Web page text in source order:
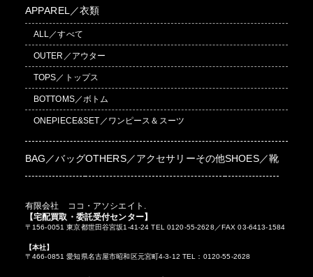
APPAREL／衣類
ALL／すべて
OUTER／アウター
TOPS／トップス
BOTTOMS／ボトム
ONEPIECE&SET／ワンピース＆スーツ
BAG／バッグOTHERS／アクセサリーその他SHOES／靴
有限会社 ココ・アソシエイト.
【宅配買取・委託受付センター】
〒156-0051 東京都世田谷宮坂1-41-24 TEL 0120-55-2628／FAX 03-6413-1584
【本社】
〒466-0851 愛知県名古屋市昭和区元宮町4-3-12 TEL：0120-55-2628